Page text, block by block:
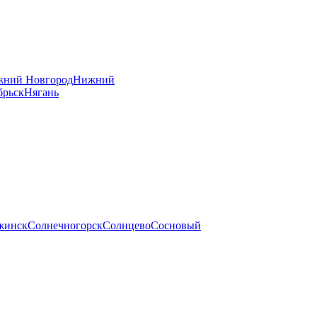
НовгородНижний
Нягань
СолнечногорскСолнцевоСосновый